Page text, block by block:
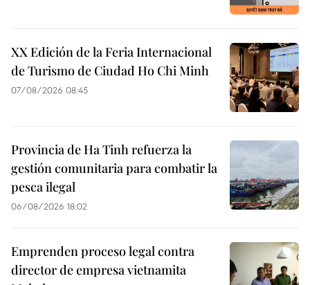
XX Edición de la Feria Internacional
de Turismo de Ciudad Ho Chi Minh
07/08/2026 08:45
Provincia de Ha Tinh refuerza la
gestión comunitaria para combatir la
pesca ilegal
06/08/2026 18:02
Emprenden proceso legal contra
director de empresa vietnamita